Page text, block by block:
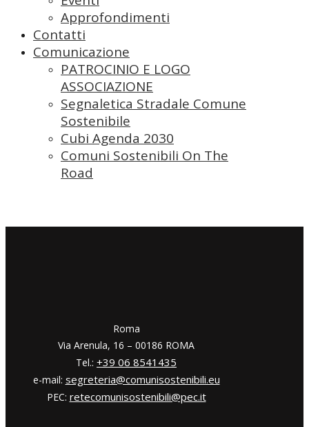
Approfondimenti
Contatti
Comunicazione
PATROCINIO E LOGO
ASSOCIAZIONE
Segnaletica Stradale Comune
Sostenibile
Cubi Agenda 2030
Comuni Sostenibili On The
Road
​​Roma
Via Arenula, 16 – 00186 ROMA
Tel.: +39 06 8541435
e-mail: segreteria@comunisostenibili.eu
PEC: retecomunisostenibili@pec.it